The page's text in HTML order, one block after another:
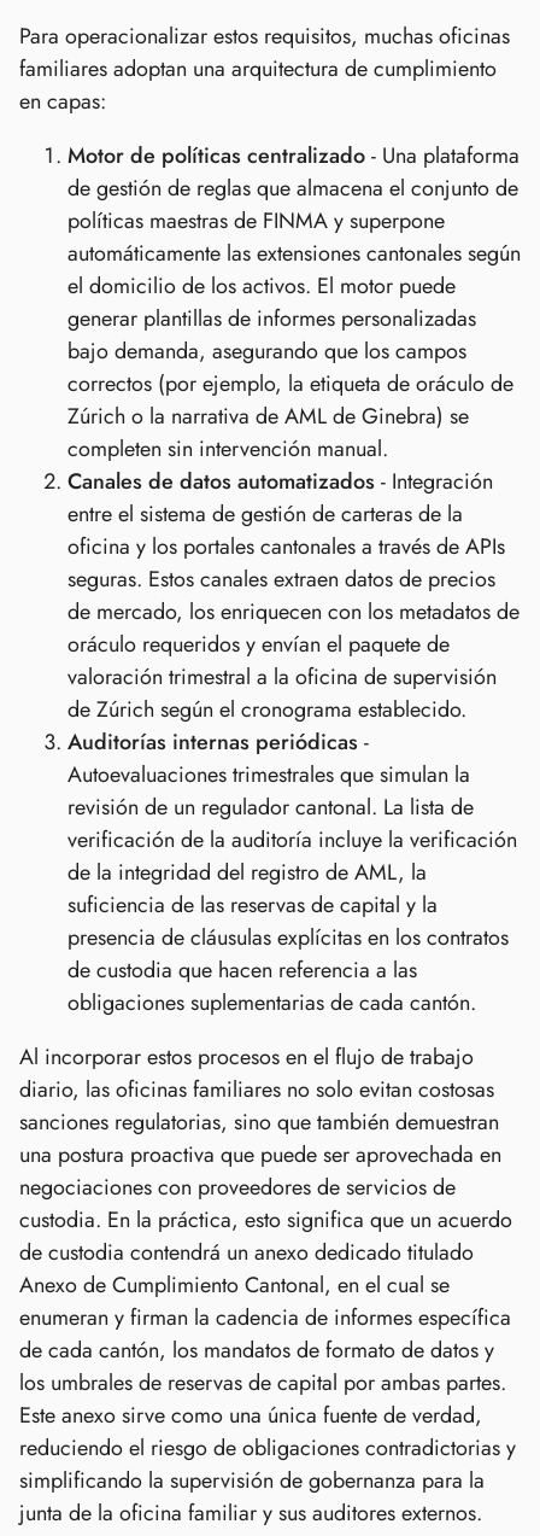
Para operacionalizar estos requisitos, muchas oficinas
familiares adoptan una arquitectura de cumplimiento
en capas:
Motor de políticas centralizado- Una plataforma
de gestión de reglas que almacena el conjunto de
políticas maestras de FINMA y superpone
automáticamente las extensiones cantonales según
el domicilio de los activos. El motor puede
generar plantillas de informes personalizadas
bajo demanda, asegurando que los campos
correctos (por ejemplo, la etiqueta de oráculo de
Zúrich o la narrativa de AML de Ginebra) se
completen sin intervención manual.
Canales de datos automatizados - Integración
entre el sistema de gestión de carteras de la
oficina y los portales cantonales a través de APIs
seguras. Estos canales extraen datos de precios
de mercado, los enriquecen con los metadatos de
oráculo requeridos y envían el paquete de
valoración trimestral a la oficina de supervisión
de Zúrich según el cronograma establecido.
Auditorías internas periódicas -
Autoevaluaciones trimestrales que simulan la
revisión de un regulador cantonal. La lista de
verificación de la auditoría incluye la verificación
de la integridad del registro de AML, la
suficiencia de las reservas de capital y la
presencia de cláusulas explícitas en los contratos
de custodia que hacen referencia a las
obligaciones suplementarias de cada cantón.
Al incorporar estos procesos en el flujo de trabajo
diario, las oficinas familiares no solo evitan costosas
sanciones regulatorias, sino que también demuestran
una postura proactiva que puede ser aprovechada en
negociaciones con proveedores de servicios de
custodia. En la práctica, esto significa que un acuerdo
de custodia contendrá un anexo dedicado titulado
Anexo de Cumplimiento Cantonal, en el cual se
enumeran y firman la cadencia de informes específica
de cada cantón, los mandatos de formato de datos y
los umbrales de reservas de capital por ambas partes.
Este anexo sirve como una única fuente de verdad,
reduciendo el riesgo de obligaciones contradictorias y
simplificando la supervisión de gobernanza para la
junta de la oficina familiar y sus auditores externos.